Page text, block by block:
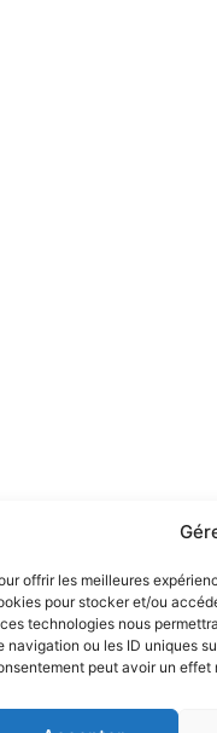
offrir les meilleures
pour stocker et/ou
technologies nous
navigation ou les ID uniques
peut avoir un